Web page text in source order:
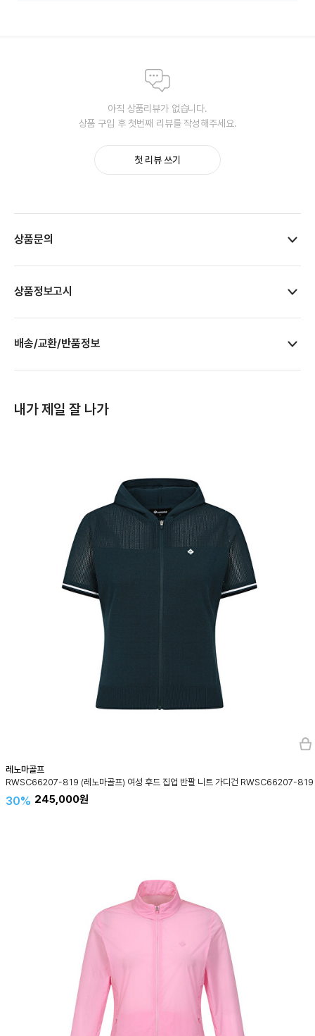
아직 상품리뷰가 없습니다.
상품 구입 후 첫번째 리뷰를 작성해주세요.
첫 리뷰 쓰기
상품문의
상품정보고시
배송/교환/반품정보
내가 제일 잘 나가
레노마골프
RWSC66207-819 (레노마골프) 여성 후드 집업 반팔 니트 가디건 RWSC66207-819
30% 245,000원